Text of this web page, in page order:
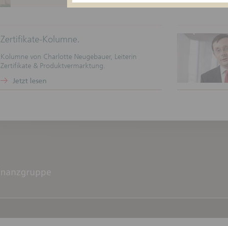
eine Anlageempfehlung noch ein Angebot
dar. Die DekaBank Deutsche Girozentrale
dargestellten Finanzinstrumente für den
Informationen ersetzen keine anleger- und
und Steuerberatung.
Webseiten werden mit größter Sorgfalt
Vollständigkeit und Aktualität der
nicht übernommen werden. In diesen
Zertifikate-Kolumne.
Kolumne von Charlotte Neugebauer, Leiterin
Zertifikate & Produktvermarktung.
Jetzt lesen